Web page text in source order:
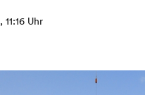
, 11:16 Uhr